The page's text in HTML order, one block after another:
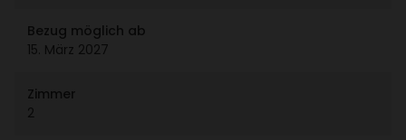
Bezug möglich ab
15. März 2027
Zimmer
2